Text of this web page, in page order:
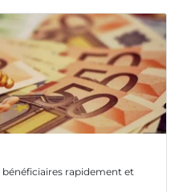
rapidement et